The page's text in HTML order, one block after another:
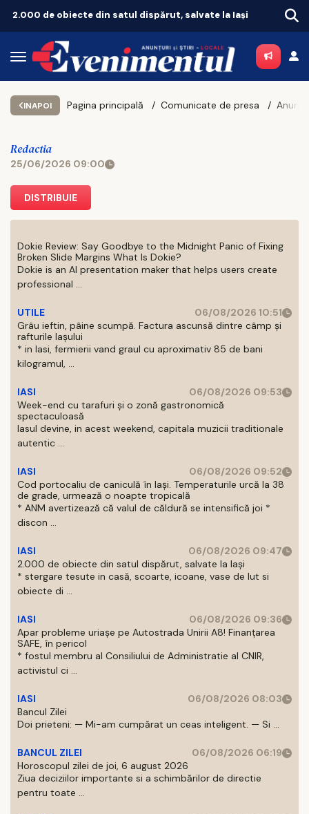
INAPOI Pagina principală Comunicate de presa
Redactia
25/06/2026 09:00
DISTRIBUIE
Dokie Review: Say Goodbye to the Midnight Panic of Fixing
Broken Slide Margins What Is Dokie?
Dokie is an AI presentation maker that helps users create
professional ...
UTILE
06/08/2026 10:51
Grâu ieftin, pâine scumpă. Factura ascunsă dintre câmp și
rafturile Iașului
* in Iasi, fermierii vand graul cu aproximativ 85 de bani
kilogramul, ...
IASI
06/08/2026 09:53
Week-end cu tarafuri și o zonă gastronomică
spectaculoasă
Iasul devine, in acest weekend, capitala muzicii traditionale
autentic ...
IASI
06/08/2026 09:52
Cod portocaliu de caniculă în Iași. Temperaturile urcă la 38
de grade, urmează o noapte tropicală
* ANM avertizează că valul de căldură se intensifică joi *
discon ...
IASI
06/08/2026 09:47
2.000 de obiecte din satul dispărut, salvate la Iași
* stergare tesute in casă, scoarte, icoane, vase de lut si
obiecte di ...
IASI
06/08/2026 09:36
Apar probleme uriașe pe Autostrada Unirii A8! Finanțarea
SAFE, în pericol
* fostul membru al Consiliului de Administratie al CNIR,
activistul ci ...
IASI
06/08/2026 08:03
Bancul Zilei
Doi prieteni: — Mi-am cumpărat un ceas inteligent. — Si ...
BANCUL ZILEI
06/08/2026 06:19
Horoscopul zilei de joi, 6 august 2026
Ziua deciziilor importante si a schimbărilor de directie
pentru toate ...